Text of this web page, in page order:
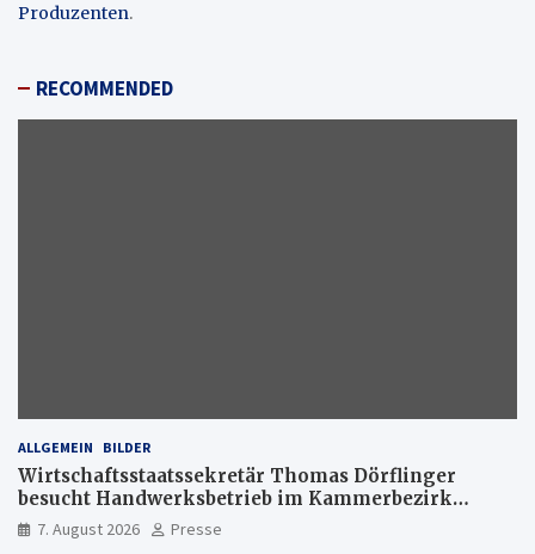
Produzenten.
RECOMMENDED
ALLGEMEIN BILDER
Wirtschaftsstaatssekretär Thomas Dörflinger
besucht Handwerksbetrieb im Kammerbezirk
Freiburg
7. August 2026 Presse